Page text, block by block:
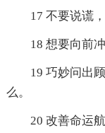
17 不要说谎
18 想要向前
19 巧妙问出
么。
20 改善命运